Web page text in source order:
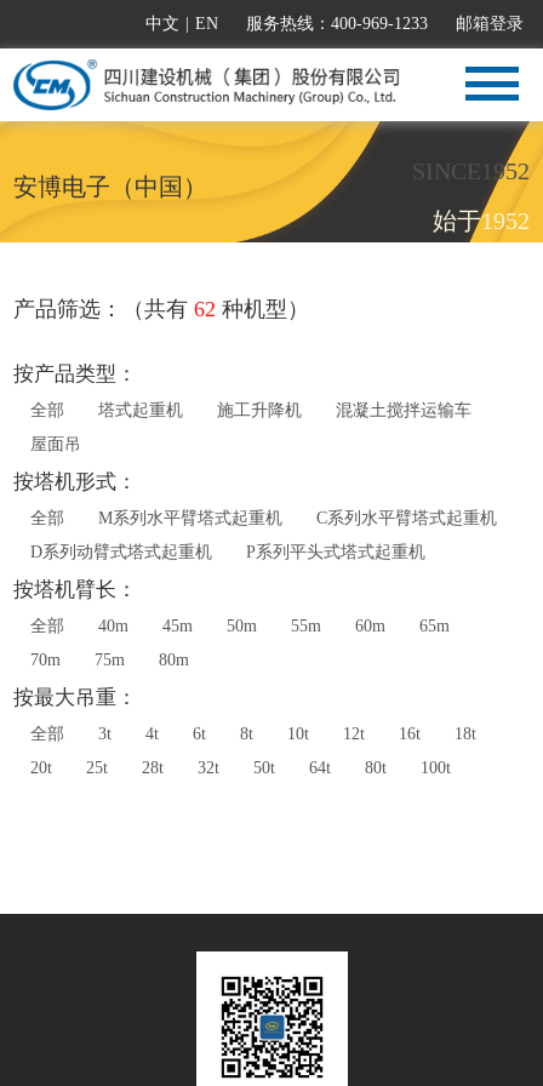
中文 EN 服务热线：400-969-1233 邮箱登录
安博电子（中国）
SINCE1952
始于1952
产品筛选：（共有62 种机型）
按产品类型：
全部 塔式起重机 施工升降机
混凝土搅拌运输车
屋面吊
按塔机形式：
全部 M系列水平臂塔式起重机
C系列水平臂塔式起重机
D系列动臂式塔式起重机
P系列平头式塔式起重机
按塔机臂长：
全部 40m 45m 50m 55m 60m
65m
70m
75m 80m
按最大吊重：
全部 3t 4t 6t 8t 10t 12t 16t
18t
20t
25t 28t 32t 50t 64t 80t 100t